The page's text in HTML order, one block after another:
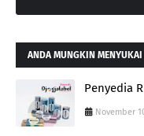
ANDA MUNGKIN
Penyedia
November